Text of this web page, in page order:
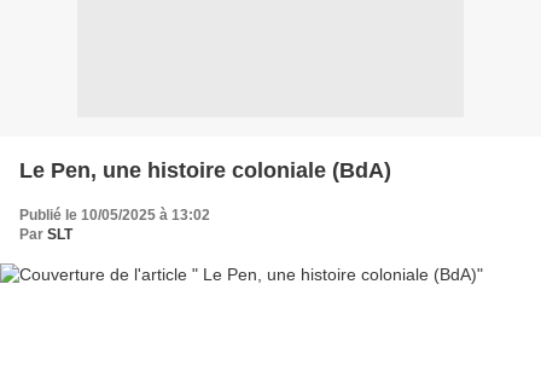
Le Pen, une histoire coloniale (BdA)
Publié le 10/05/2025 à 13:02
Par SLT